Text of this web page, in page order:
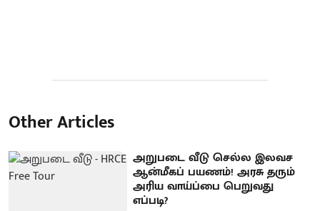
Other Articles
அறுபடை வீடு செல்ல இலவச
ஆன்மீகப் பயணம்! அரசு தரும்
அரிய வாய்ப்பை பெறுவது
எப்படி?